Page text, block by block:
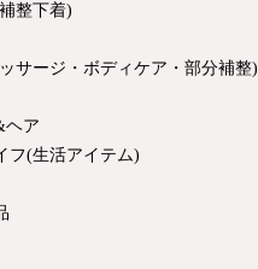
整下着)
サージ・ボディケア・部分補整)
ヘア
フ(生活アイテム)